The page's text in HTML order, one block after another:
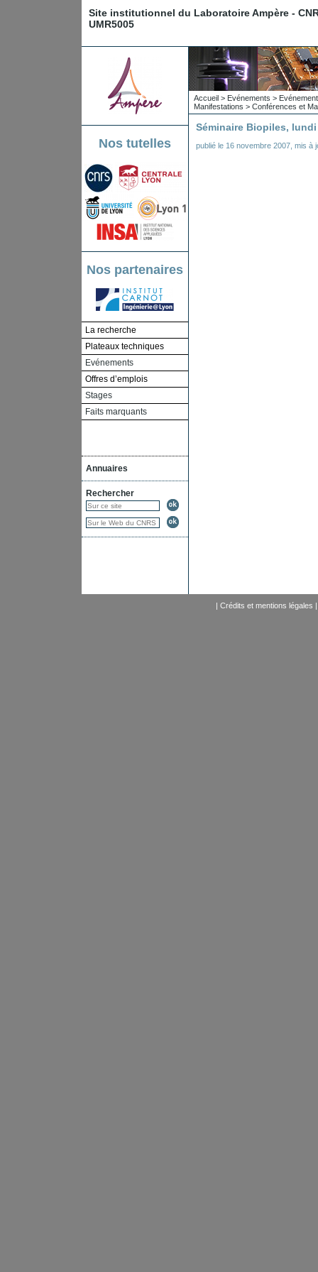
Site institutionnel du Laboratoire Ampère -
UMR5005
Nos tutelles
Nos partenaires
La recherche
Plateaux techniques
Evénements
Offres d’emplois
Stages
Faits marquants
Annuaires
Rechercher
Accueil > Evénements >
Manifestations > Conférences et
Séminaire Biopiles, lundi
publié le 16 novembre 2007 mis à
| Crédits et mentions légales